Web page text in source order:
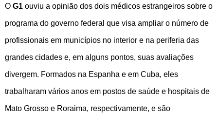
O G1 ouviu a opinião dos dois médicos estrangeiros sobre o
programa do governo federal que visa ampliar o número de
profissionais em municípios no interior e na periferia das
grandes cidades e, em alguns pontos, suas avaliações
divergem. Formados na Espanha e em Cuba, eles
trabalharam vários anos em postos de saúde e hospitais de
Mato Grosso e Roraima, respectivamente, e são